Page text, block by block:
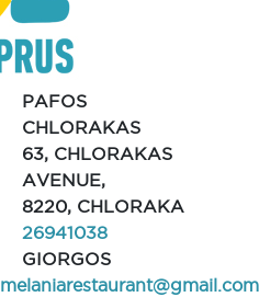
PAFOS
CHLORAKAS
63, CHLORAKAS
AVENUE,
8220, CHLORAKA
26941038
GIORGOS
melaniarestaurant@gmail.com